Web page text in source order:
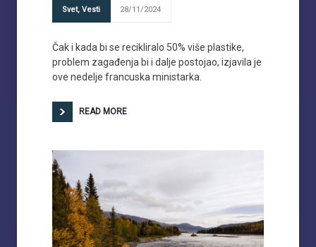
Svet, Vesti 28/11/2024
Čak i kada bi se recikliralo 50% više plastike,
problem zagađenja bi i dalje postojao, izjavila je
ove nedelje francuska ministarka.
READ MORE